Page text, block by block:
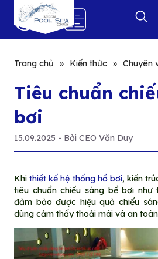
0
Trang chủ » Kiến thức » Chuyên
Tiêu chuẩn
bơi
15.09.2025 - Bởi CEO Văn Duy
Khithiết kế hệ thống hồ bơi, kiến
tiêu chuẩn chiếu sáng bể bơi
đảm bảo được hiệu quả chiếu
dùng cảm thấy thoải mái và an